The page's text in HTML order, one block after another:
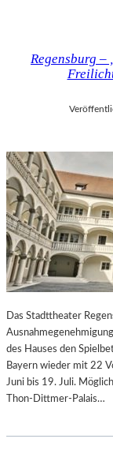
Regensburg
Das Stadttheater
des Hauses den
Bayern wieder mit 22
Juni bis 19. Juli.
Thon-Dittmer-Palais…